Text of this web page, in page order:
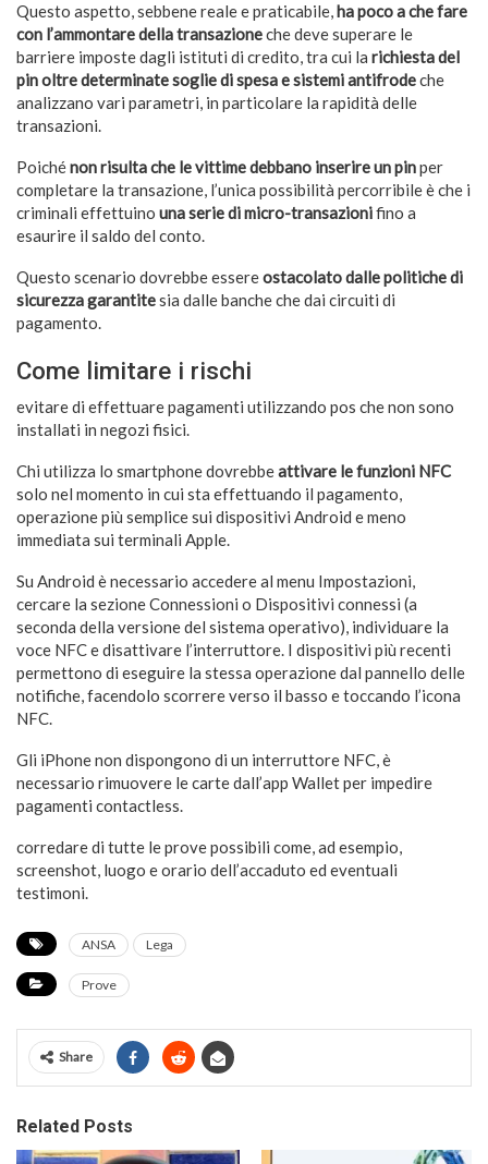
Questo aspetto, sebbene reale e praticabile,ha poco a che fare
con l’ammontare della transazioneche deve superare le
barriere imposte dagli istituti di credito, tra cui la richiesta del
pin oltre determinate soglie di spesa e sistemi antifrodeche
analizzano vari parametri, in particolare la rapidità delle
transazioni.
Poichénon risulta che le vittime debbano inserire un pinper
completare la transazione, l’unica possibilità percorribile è che i
criminali effettuino una serie di micro-transazionifino a
esaurire il saldo del conto.
Questo scenario dovrebbe essereostacolato dalle politiche di
sicurezza garantitesia dalle banche che dai circuiti di
pagamento.
Come limitare i rischi
evitare di effettuare pagamenti utilizzando pos che non sono
installati in negozi fisici.
Chi utilizza lo smartphone dovrebbeattivare le funzioni NFC
solo nel momento in cui sta effettuando il pagamento,
operazione più semplice sui dispositivi Android e meno
immediata sui terminali Apple.
Su Android è necessario accedere al menu Impostazioni,
cercare la sezione Connessioni o Dispositivi connessi (a
seconda della versione del sistema operativo), individuare la
voce NFC e disattivare l’interruttore. I dispositivi più recenti
permettono di eseguire la stessa operazione dal pannello delle
notifiche, facendolo scorrere verso il basso e toccando l’icona
NFC.
Gli iPhone non dispongono di un interruttore NFC, è
necessario rimuovere le carte dall’app Wallet per impedire
pagamenti contactless.
corredare di tutte le prove possibili come, ad esempio,
screenshot, luogo e orario dell’accaduto ed eventuali
testimoni.
ANSA Lega
Prove
Share
Related Posts